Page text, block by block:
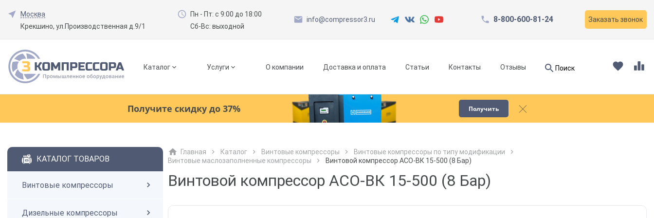
Москва
Крекшино, ул.Производственная д.9/1
Пн - Пт: с 9:00 до 18:00
Сб-Вс: выходной
info@compressor3.ru 8-800-600-81-24 Заказать звонок
Каталог
Рефрижераторные осушители
Адсорбционные осушители
Услуги О компании Доставка и оплата Статьи Контакты Отзывы Поиск
Получите скидку до 37% Получить
Смотреть все товары(0)
КАТАЛОГ ТОВАРОВ
Винтовые компрессоры
Дизельные компрессоры
Главная Каталог Винтовые компрессоры
Винтовые компрессоры по типу модификации
Винтовые маслозаполненные компрессоры
Винтовой компрессор АСО-ВК 15-500 (8 Бар)
Винтовой компрессор АСО-ВК 15-500 (8 Бар)
Как к Вам обращаться?
Телефон
Как к Вам обращаться?
Телефон
Город доставки
Как к Вам обращаться?
Как к Вам обращаться?